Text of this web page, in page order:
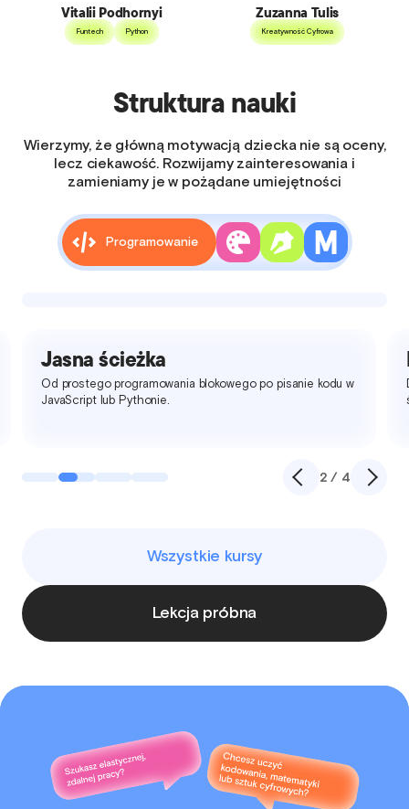
Vitalii Podhornyi
Funtech Python
Zuzanna Tulis
Kreatywność Cyfrowa
Struktura nauki
Wierzymy, że główną motywacją dziecka nie są oceny,
lecz ciekawość. Rozwijamy zainteresowania i
zamieniamy je w pożądane umiejętności
Programowanie
Jasna ścieżka
Od prostego programowania blokowego po pisanie kodu w
JavaScript lub Pythonie.
2 / 4
Wszystkie kursy
Lekcja próbna